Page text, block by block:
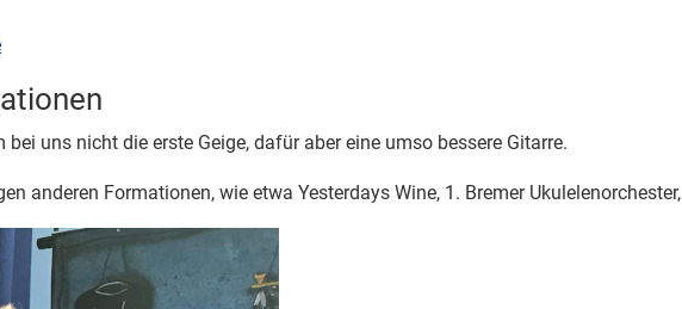
bei uns nicht die erste Geige, dafür aber eine umso bessere Gitarre.
anderen Formationen, wie etwa Yesterdays Wine, 1. Bremer